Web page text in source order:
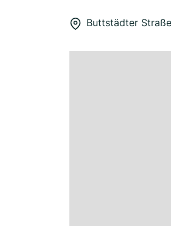
Buttstädter